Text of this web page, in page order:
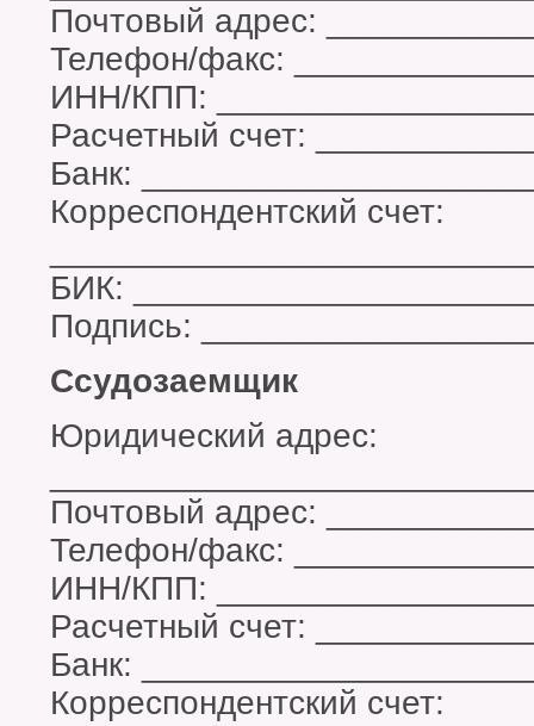
Почтовый адрес:
Телефон/факс:
ИНН/КПП:
Расчетный счет:
Банк:
Корреспондентский счет:
БИК:
Подпись:
Ссудозаемщик
Юридический адрес:
Почтовый адрес:
Телефон/факс:
ИНН/КПП:
Расчетный счет:
Банк:
Корреспондентский счет: